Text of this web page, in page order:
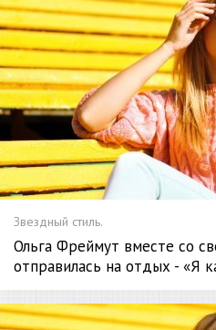
Звездный стиль.
Ольга Фреймут вместе со
отправилась на отдых - «Я